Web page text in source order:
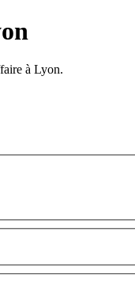
à Lyon.